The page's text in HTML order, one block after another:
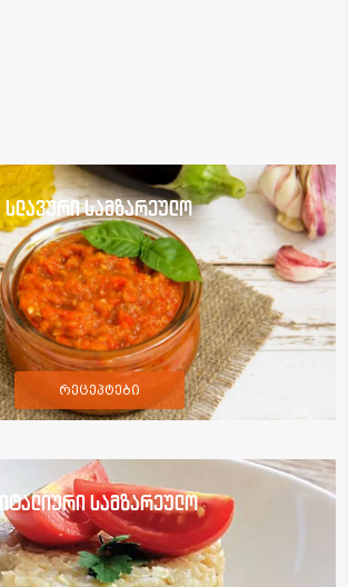
სლავური სამზარეულო
რეცეპტები
იტალიური სამზარეულო